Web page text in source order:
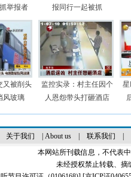
举报者
报同行一起被抓
又被削头
风玻璃
监控实录：村主任因个
人恩怨带头打砸酒店
关于我们 About us| 联系我们
本网站所刊载信息，不代表
未经授权禁止转载、摘